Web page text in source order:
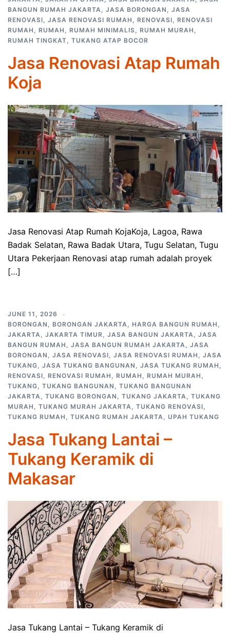
BANGUN RUMAH JAKARTA, JASA BORONGAN , JASA
RENOVASI, JASA RENOVASI RUMAH , RENOVASI, RENOVASI
RUMAH , RUMAH , RUMAH MINIMALIS, RUMAH MURAH ,
RUMAH TINGKAT, TUKANG ATAP BOCOR
Jasa Renovasi Atap Rumah
Koja
Jasa Renovasi Atap Rumah KojaKoja, Lagoa, Rawa
Badak Selatan, Rawa Badak Utara, Tugu Selatan, Tugu
Utara Pekerjaan Renovasi atap rumah adalah proyek
[…]
JUNE 11, 2026
BORONGAN , BORONGAN JAKARTA, HARGA BANGUN RUMAH ,
JAKARTA, JAKARTA TIMUR, JASA BANGUN JAKARTA, JASA
BANGUN RUMAH , JASA BANGUN RUMAH JAKARTA, JASA
BORONGAN , JASA RENOVASI, JASA RENOVASI RUMAH , JASA
TUKANG, JASA TUKANG BANGUNAN , JASA TUKANG RUMAH ,
RENOVASI, RENOVASI RUMAH , RUMAH , RUMAH MURAH ,
TUKANG, TUKANG BANGUNAN , TUKANG BANGUNAN
JAKARTA, TUKANG BORONGAN , TUKANG JAKARTA, TUKANG
MURAH , TUKANG MURAH JAKARTA, TUKANG RENOVASI,
TUKANG RUMAH , TUKANG RUMAH JAKARTA, UPAH TUKANG
Jasa Tukang Lantai –
Tukang Keramik di
Makasar
Jasa Tukang Lantai – Tukang Keramik di